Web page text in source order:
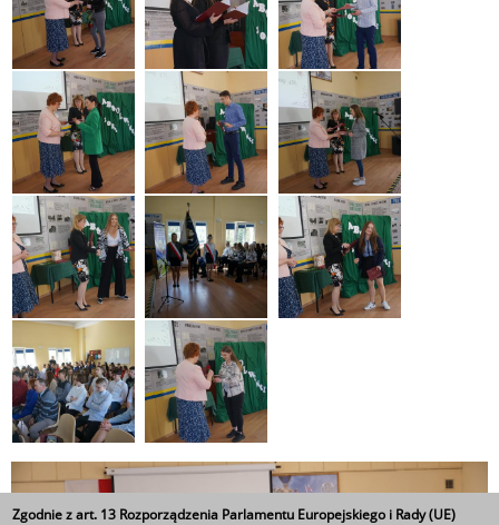
Zgodnie z art. 13 Rozporządzenia Parlamentu Europejskiego i Rady (UE)